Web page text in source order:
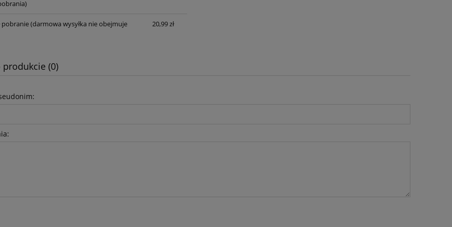
pobranie(darmowa wysyłka nie obejmuje
20,99 zł
(0)